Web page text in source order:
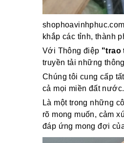
khắp các tỉnh, thành
Với Thông điệp "trao
truyền tải những
Chúng tôi cung cấp
cả mọi miền đất nước.
Là một trong những
rõ mong muốn, cảm
đáp ứng mong đợi